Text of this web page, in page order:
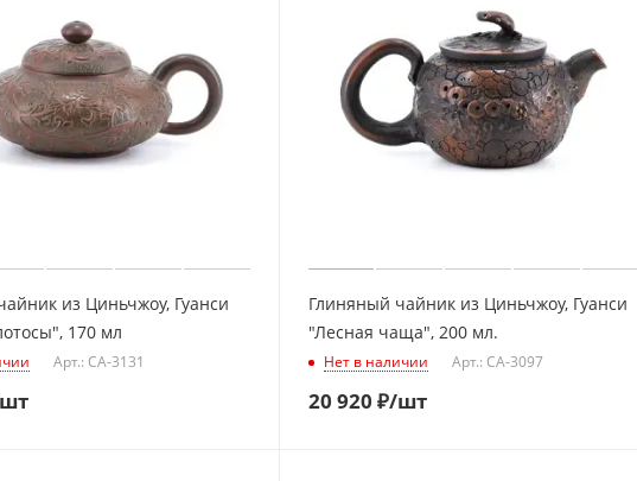
из Циньчжоу, Гуанси
170 мл
Арт.: CA-3131
Глиняный чайник из Циньчжоу, Гуанси
"Лесная чаща", 200 мл.
Нет в наличии Арт.: CA-3097
20 920 ₽/шт